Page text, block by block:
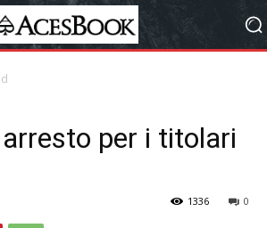
per i titolari
0
1336